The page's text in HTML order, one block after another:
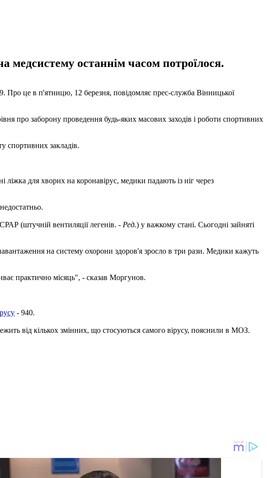
медсистему останнім часом потроїлося.
Про це в п'ятницю, 12 березня, повідомляє прес-служба Вінницької
про заборону проведення будь-яких масових заходів і роботи спортивних
спортивних закладів.
для хворих на коронавірус, медики падають із ніг через
(штучній вентиляції легенів. - Ред.) у важкому стані. Сьогодні зайняті
на систему охорони здоров'я зросло в три рази. Медики кажуть
практично місяць", - сказав Моргунов.
- 940.
від кількох змінних, що стосуються самого вірусу, пояснили в МОЗ.